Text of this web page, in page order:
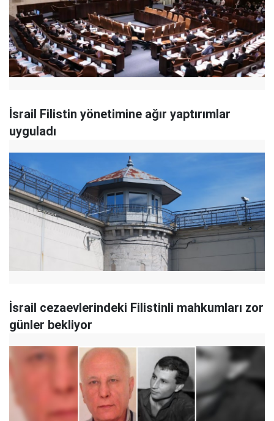
İsrail Filistin yönetimine ağır yaptırımlar
uyguladı
İsrail cezaevlerindeki Filistinli mahkumları zor
günler bekliyor